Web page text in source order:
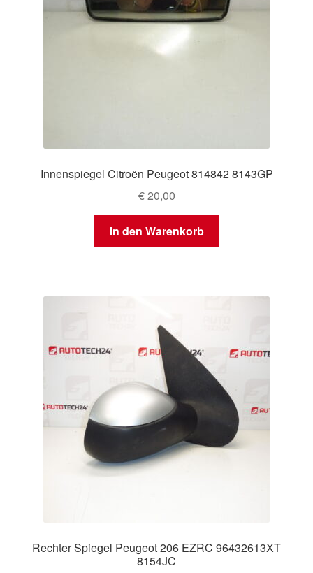
Innenspiegel Citroën Peugeot 814842 8143GP
€20,00
In den Warenkorb
Rechter Spiegel Peugeot 206 EZRC 96432613XT
8154JC